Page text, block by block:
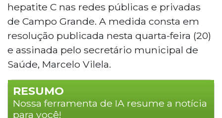
hepatite C nas redes públicas e privadas
de Campo Grande. A medida consta em
resolução publicada nesta quarta-feira (20)
e assinada pelo secretário municipal de
Saúde, Marcelo Vilela.
RESUMO
Nossa ferramenta de IA resume a notícia
para você!